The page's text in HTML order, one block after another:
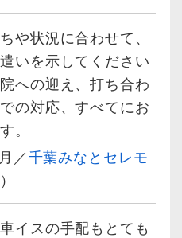
や状況に合わせて、
いを示してください
への迎え、打ち合わ
の対応、すべてにお
。
／千葉みなとセレモ
）
イスの手配もとても